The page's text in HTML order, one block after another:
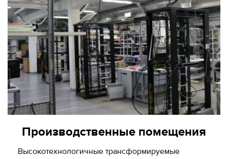
Производственные помещения
Высокотехнологичные трансформируемые